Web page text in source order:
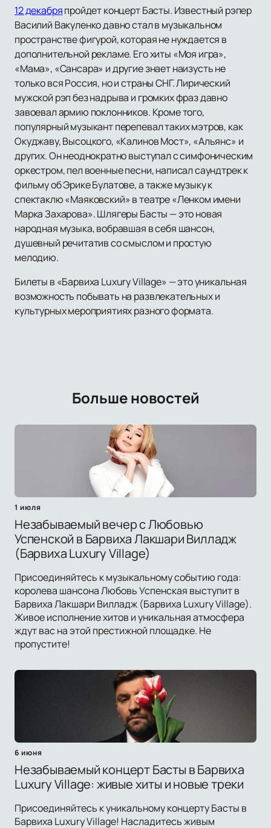
12 декабряпройдет концерт Басты. Известный рэпер
Василий Вакуленко давно стал в музыкальном
пространстве фигурой, которая не нуждается в
дополнительной рекламе. Его хиты «Моя игра»,
«Мама», «Сансара» и другие знает наизусть не
только вся Россия, но и страны СНГ. Лирический
мужской рэп без надрыва и громких фраз давно
завоевал армию поклонников. Кроме того,
популярный музыкант перепевал таких мэтров, как
Окуджаву, Высоцкого, «Калинов Мост», «Альянс» и
других. Он неоднократно выступал с симфоническим
оркестром, пел военные песни, написал саундтрек к
фильму об Эрике Булатове, а также музыку к
спектаклю «Маяковский» в театре «Ленком имени
Марка Захарова». Шлягеры Басты — это новая
народная музыка, вобравшая в себя шансон,
душевный речитатив со смыслом и простую
мелодию.
Билеты в «Барвиха Luxury Village» — это уникальная
возможность побывать на развлекательных и
культурных мероприятиях разного формата.
Больше новостей
1 июля
Незабываемый вечер с Любовью
Успенской в Барвиха Лакшари Вилладж
(Барвиха Luxury Village)
Присоединяйтесь к музыкальному событию года:
королева шансона Любовь Успенская выступит в
Барвиха Лакшари Вилладж (Барвиха Luxury Village).
Живое исполнение хитов и уникальная атмосфера
ждут вас на этой престижной площадке. Не
пропустите!
6 июня
Незабываемый концерт Басты в Барвиха
Luxury Village: живые хиты и новые треки
Присоединяйтесь к уникальному концерту Басты в
Барвиха Luxury Village! Насладитесь живым